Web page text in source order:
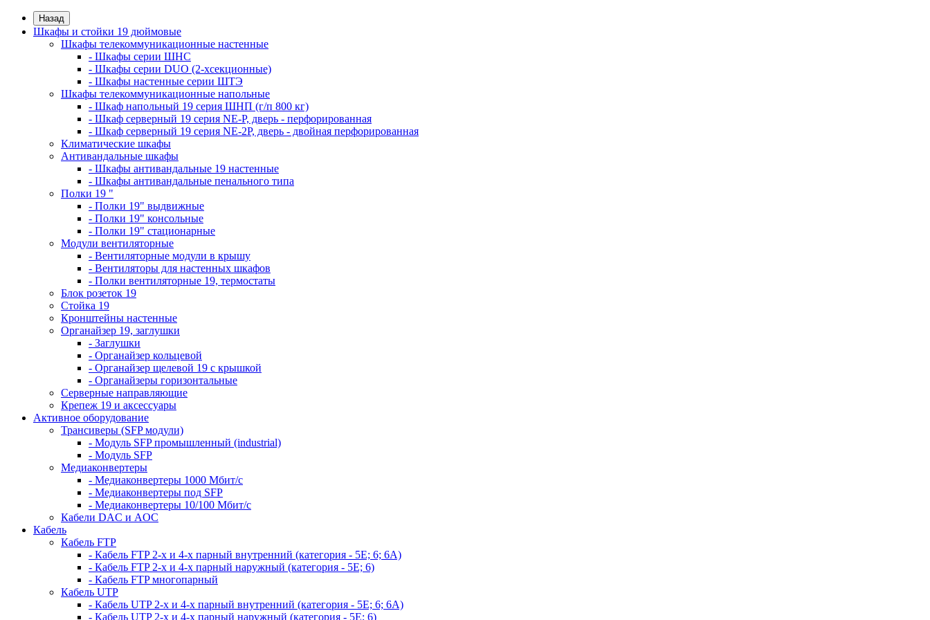
Назад
Шкафы и стойки 19 дюймовые
Шкафы телекоммуникационные настенные
- Шкафы серии ШНС
- Шкафы серии DUO (2-хсекционные)
- Шкафы настенные серии ШТЭ
Шкафы телекоммуникационные напольные
- Шкаф напольный 19 серия ШНП (г/п 800 кг)
- Шкаф серверный 19 серия NE-P, дверь - перфорированная
- Шкаф серверный 19 серия NE-2P, дверь - двойная перфорированная
Климатические шкафы
Антивандальные шкафы
- Шкафы антивандальные 19 настенные
- Шкафы антивандальные пенального типа
Полки 19 "
- Полки 19" выдвижные
- Полки 19" консольные
- Полки 19" стационарные
Модули вентиляторные
- Вентиляторные модули в крышу
- Вентиляторы для настенных шкафов
- Полки вентиляторные 19, термостаты
Блок розеток 19
Стойка 19
Кронштейны настенные
Органайзер 19, заглушки
- Заглушки
- Органайзер кольцевой
- Органайзер щелевой 19 с крышкой
- Органайзеры горизонтальные
Серверные направляющие
Крепеж 19 и аксессуары
Активное оборудование
Трансиверы (SFP модули)
- Модуль SFP промышленный (industrial)
- Модуль SFP
Медиаконвертеры
- Медиаконвертеры 1000 Мбит/с
- Медиаконвертеры под SFP
- Медиаконвертеры 10/100 Мбит/с
Кабели DAC и AOC
Кабель
Кабель FTP
- Кабель FTP 2-х и 4-х парный внутренний (категория - 5Е; 6; 6А)
- Кабель FTP 2-х и 4-х парный наружный (категория - 5Е; 6)
- Кабель FTP многопарный
Кабель UTP
- Кабель UTP 2-х и 4-х парный внутренний (категория - 5Е; 6; 6А)
- Кабель UTP 2-х и 4-х парный наружный (категория - 5Е; 6)